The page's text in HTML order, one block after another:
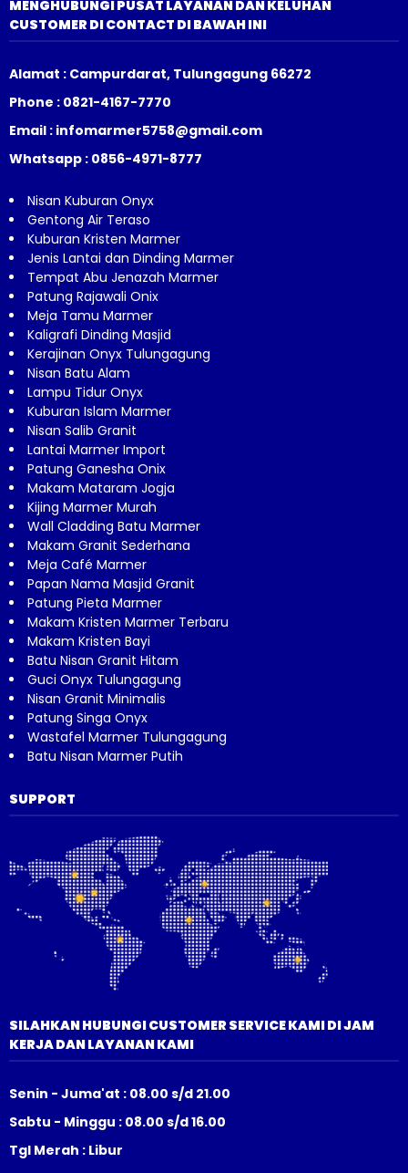
MENGHUBUNGI PUSAT LAYANAN DAN KELUHAN
CUSTOMER DI CONTACT DI BAWAH INI
Alamat : Campurdarat, Tulungagung 66272
Phone : 0821-4167-7770
Email : infomarmer5758@gmail.com
Whatsapp : 0856-4971-8777
Nisan Kuburan Onyx
Gentong Air Teraso
Kuburan Kristen Marmer
Jenis Lantai dan Dinding Marmer
Tempat Abu Jenazah Marmer
Patung Rajawali Onix
Meja Tamu Marmer
Kaligrafi Dinding Masjid
Kerajinan Onyx Tulungagung
Nisan Batu Alam
Lampu Tidur Onyx
Kuburan Islam Marmer
Nisan Salib Granit
Lantai Marmer Import
Patung Ganesha Onix
Makam Mataram Jogja
Kijing Marmer Murah
Wall Cladding Batu Marmer
Makam Granit Sederhana
Meja Café Marmer
Papan Nama Masjid Granit
Patung Pieta Marmer
Makam Kristen Marmer Terbaru
Makam Kristen Bayi
Batu Nisan Granit Hitam
Guci Onyx Tulungagung
Nisan Granit Minimalis
Patung Singa Onyx
Wastafel Marmer Tulungagung
Batu Nisan Marmer Putih
SUPPORT
SILAHKAN HUBUNGI CUSTOMER SERVICE KAMI DI JAM
KERJA DAN LAYANAN KAMI
Senin - Juma'at : 08.00 s/d 21.00
Sabtu - Minggu : 08.00 s/d 16.00
Tgl Merah : Libur